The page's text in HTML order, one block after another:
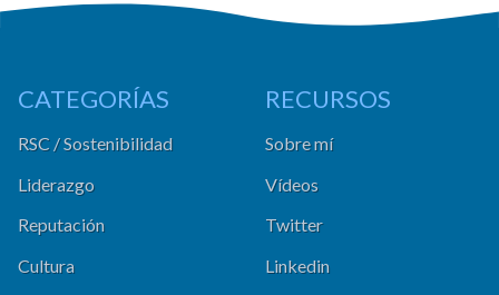
CATEGORÍAS
RSC / Sostenibilidad
Liderazgo
Reputación
Cultura
RECURSOS
Sobre mí
Vídeos
Twitter
Linkedin